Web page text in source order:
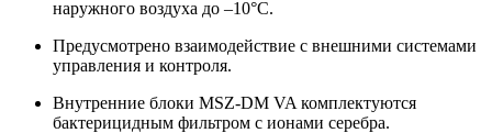
наружного воздуха до –10°C.
Предусмотрено взаимодействие с внешними системами
управления и контроля.
Внутренние блоки MSZ-DM VA комплектуются
бактерицидным фильтром с ионами серебра.